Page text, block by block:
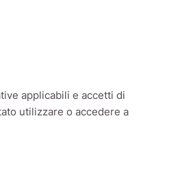
applicabili e accetti di
utilizzare o accedere a